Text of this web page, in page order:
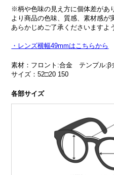
※柄や色味の見え方に個体差があ
より商品の色味、質感、素材感が
あらかじめご了承くださいますよ
・レンズ横幅49mmはこちらから
素材：フロント:合金 テンプル:β
サイズ：52□20 150
各部サイズ